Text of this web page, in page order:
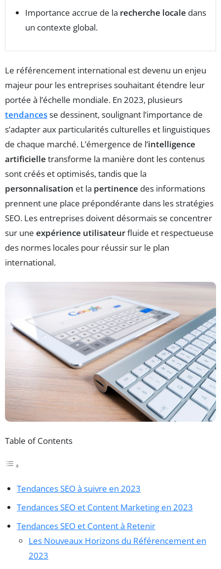
Importance accrue de la recherche locale dans
un contexte global.
Le référencement international est devenu un enjeu
majeur pour les entreprises souhaitant étendre leur
portée à l’échelle mondiale. En 2023, plusieurs
tendancesse dessinent, soulignant l’importance de
s’adapter aux particularités culturelles et linguistiques
de chaque marché. L’émergence de l’intelligence
artificielle transforme la manière dont les contenus
sont créés et optimisés, tandis que la
personnalisation et la pertinence des informations
prennent une place prépondérante dans les stratégies
SEO. Les entreprises doivent désormais se concentrer
sur une expérience utilisateurfluide et respectueuse
des normes locales pour réussir sur le plan
international.
Table of Contents
Tendances SEO à suivre en 2023
Tendances SEO et Content Marketing en 2023
Tendances SEO et Content à Retenir
Les Nouveaux Horizons du Référencement en
2023